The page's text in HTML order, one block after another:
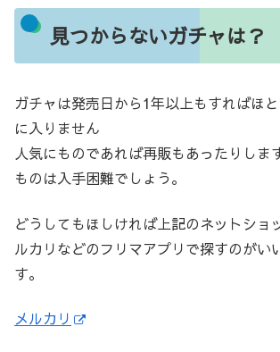
見つからないガチャは？
ガチャは発売日から1年以上もすればほ
に入りません
人気にものであれば再販もあったりしま
ものは入手困難でしょう。
どうしてもほしければ上記のネットショ
ルカリなどのフリマアプリで探すのがい
す。
メルカリ